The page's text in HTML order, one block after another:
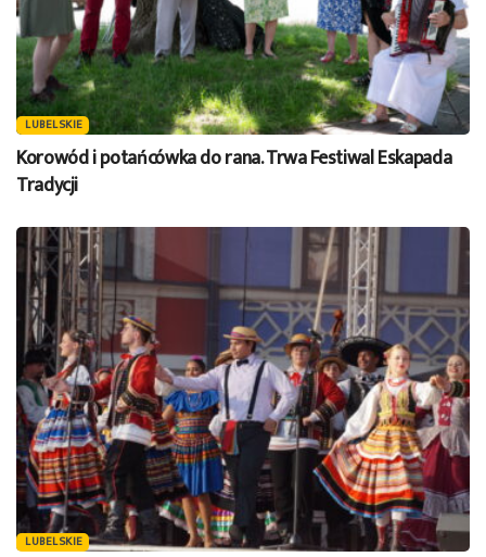
LUBELSKIE
Korowód i potańcówka do rana. Trwa Festiwal Eskapada
Tradycji
LUBELSKIE